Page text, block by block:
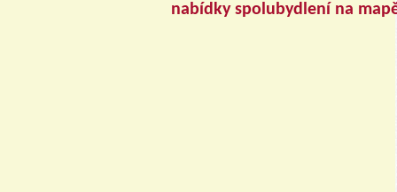
nabídky spolubydlení na